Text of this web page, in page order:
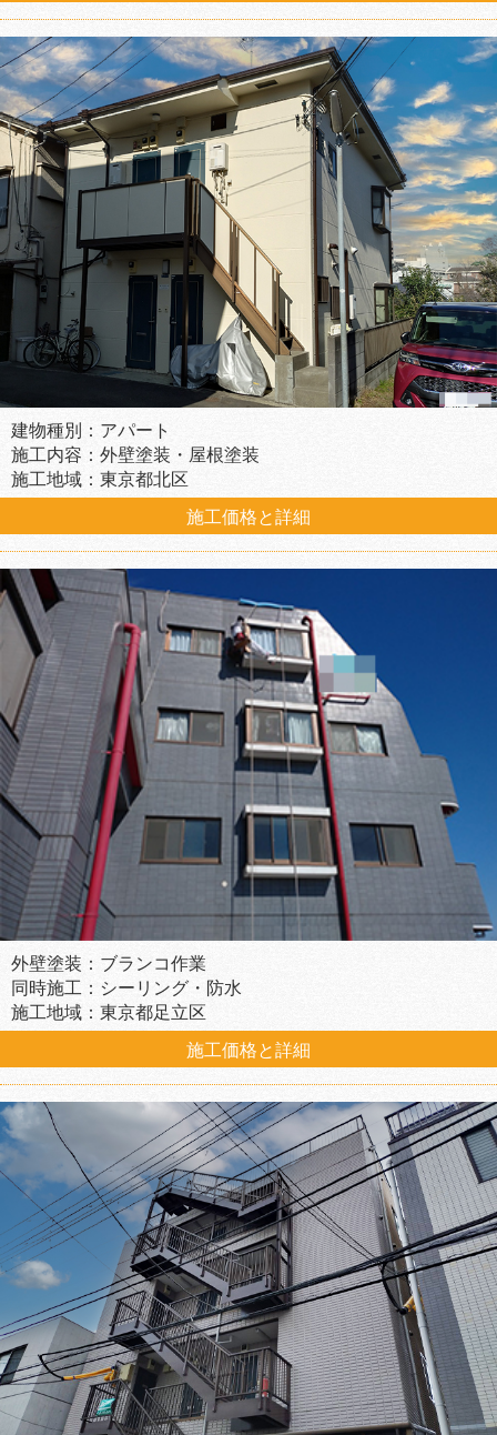
建物種別：アパート
施工内容：外壁塗装・屋根塗装
施工地域：東京都北区
施工価格と詳細
外壁塗装：ブランコ作業
同時施工：シーリング・防水
施工地域：東京都足立区
施工価格と詳細